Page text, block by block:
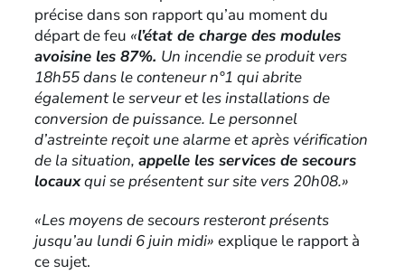
précise dans son rapport qu’au moment du
départ de feu «l’état de charge des modules
avoisine les 87%. Un incendie se produit vers
18h55 dans le conteneur n°1 qui abrite
également le serveur et les installations de
conversion de puissance. Le personnel
d’astreinte reçoit une alarme et après vérification
de la situation, appelle les services de secours
locauxqui se présentent sur site vers 20h08.»
«Les moyens de secours resteront présents
jusqu’au lundi 6 juin midi» explique le rapport à
ce sujet.